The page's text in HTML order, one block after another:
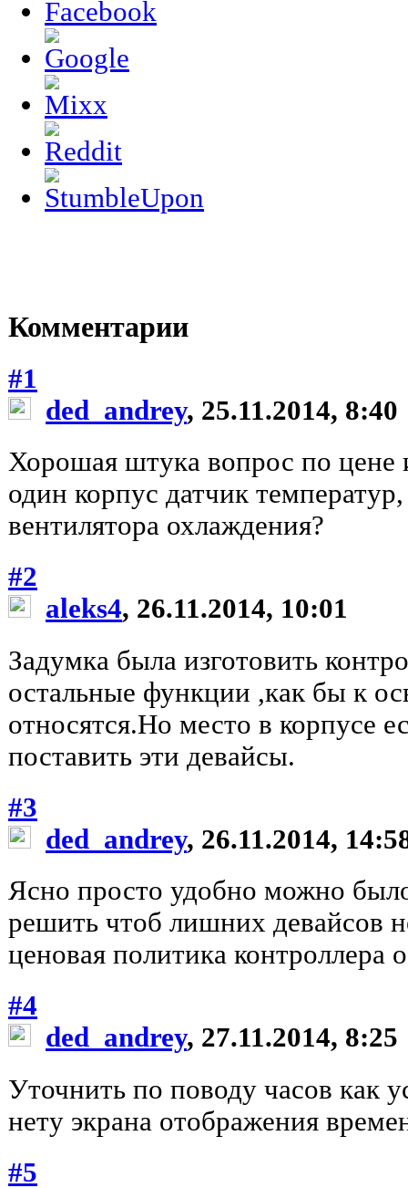
Комментарии
#1
ded_andrey, 25.11.2014, 8:40
Хорошая штука вопрос по цене
один корпус датчик
вентилятора охлаждения?
#2
aleks4, 26.11.2014, 10:01
Задумка была изготовить
остальные функции ,как бы к
относятся.Но место в корпусе
поставить эти девайсы.
#3
ded_andrey, 26.11.2014,
Ясно просто удобно можно
решить чтоб лишних девайсов
ценовая политика контроллера
#4
ded_andrey, 27.11.2014, 8:25
Уточнить по поводу часов как
нету экрана отображения
#5